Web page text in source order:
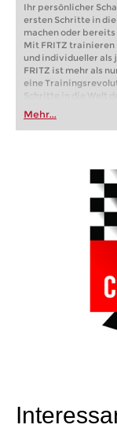
Ihr persönlicher
ersten Schritte in die
machen oder
Mit FRITZ
und individueller als
FRITZ ist mehr als
eine
Schritte in die Welt
oder bereits auf
FRITZ trainieren Sie
individueller als je
Mehr...